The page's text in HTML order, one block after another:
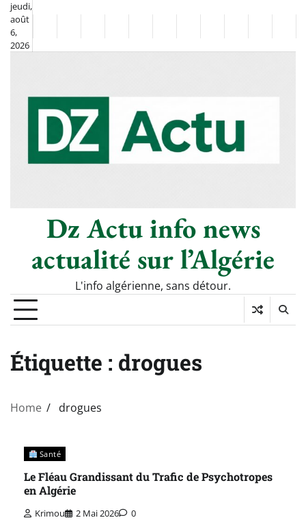
Skip
content
jeudi,
août
6,
2026
FlashSportclasséDiasporaChronique
–
Le
Thé
SociétéCultureMondeÉconomie
Tech
Dz Actu info news
actualité sur l’Algérie
L'info algérienne, sans détour.
Étiquette : drogues
Home drogues
Santé
Le Fléau Grandissant du Trafic de Psychotropes
en Algérie
Krimou 2 Mai 2026 0